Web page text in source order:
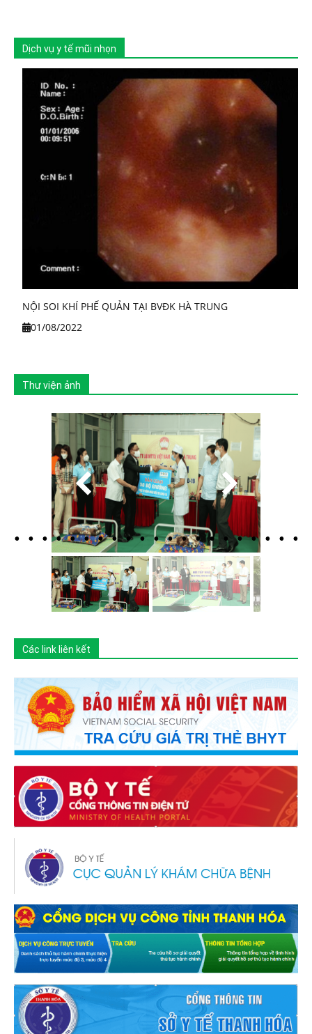
Dịch vụ y tế mũi nhọn
NỘI SOI KHÍ PHẾ QUẢN TẠI BVĐK HÀ TRUNG
01/08/2022
Thư viện ảnh
Các link liên kết